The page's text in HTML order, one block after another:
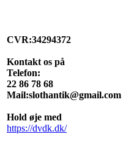
CVR:34294372
Kontakt os på
Telefon:
22 86 78 68
Mail:slothantik@gmail.com
Hold øje med
https://dvdk.dk/